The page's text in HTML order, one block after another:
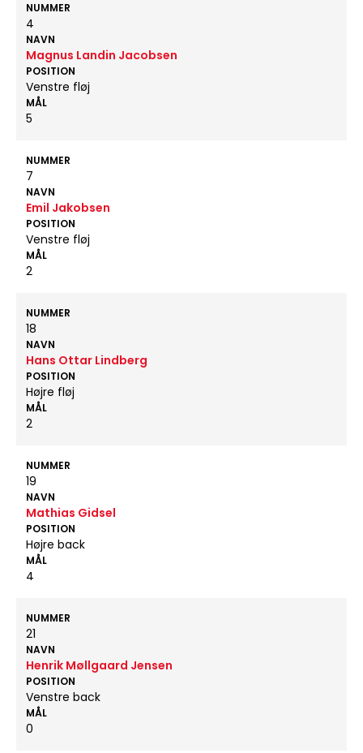
NUMMER
4
NAVN
Magnus Landin Jacobsen
POSITION
Venstre fløj
MÅL
5
NUMMER
7
NAVN
Emil Jakobsen
POSITION
Venstre fløj
MÅL
2
NUMMER
18
NAVN
Hans Ottar Lindberg
POSITION
Højre fløj
MÅL
2
NUMMER
19
NAVN
Mathias Gidsel
POSITION
Højre back
MÅL
4
NUMMER
21
NAVN
Henrik Møllgaard Jensen
POSITION
Venstre back
MÅL
0